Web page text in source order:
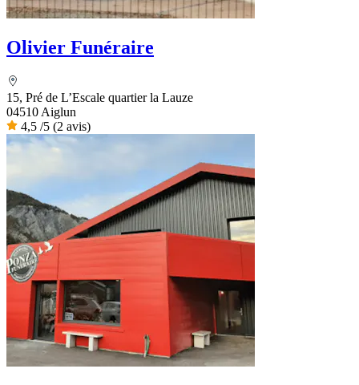
Olivier Funéraire
15, Pré de L’Escale quartier la Lauze
04510 Aiglun
4,5 /5 (2 avis)